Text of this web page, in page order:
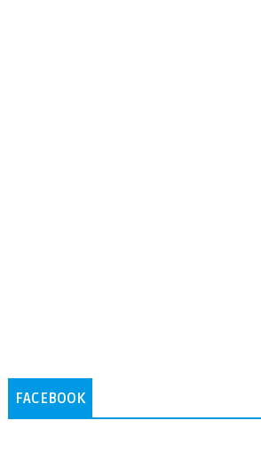
FACEBOOK